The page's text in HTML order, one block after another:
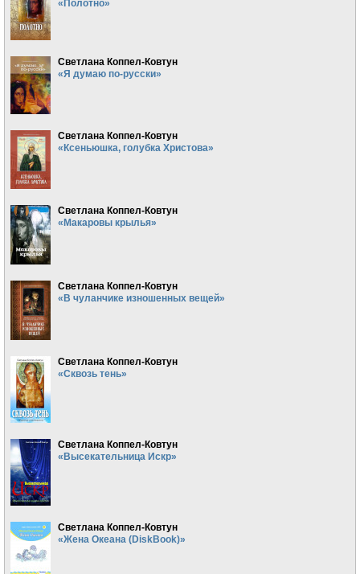
«Полотно»
Светлана Коппел-Ковтун
«Я думаю по-русски»
Светлана Коппел-Ковтун
«Ксеньюшка, голубка Христова»
Светлана Коппел-Ковтун
«Макаровы крылья»
Светлана Коппел-Ковтун
«В чуланчике изношенных вещей»
Светлана Коппел-Ковтун
«Сквозь тень»
Светлана Коппел-Ковтун
«Высекательница Искр»
Светлана Коппел-Ковтун
«Жена Океана (DiskBook)»